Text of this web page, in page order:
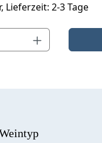
2-3 Tage
gewünschten Wert ein